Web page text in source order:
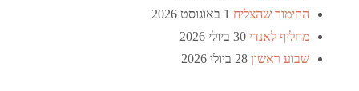
ההימור שהצליח 1 באוגוסט 2026
מחליף לאנדי 30 ביולי 2026
שבוע ראשון 28 ביולי 2026